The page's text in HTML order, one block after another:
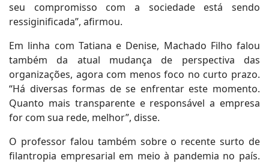
seu compromisso com a sociedade está sendo
ressiginificada”, afirmou.
Em linha com Tatiana e Denise, Machado Filho falou
também da atual mudança de perspectiva das
organizações, agora com menos foco no curto prazo.
“Há diversas formas de se enfrentar este momento.
Quanto mais transparente e responsável a empresa
for com sua rede, melhor”, disse.
O professor falou também sobre o recente surto de
filantropia empresarial em meio à pandemia no país.